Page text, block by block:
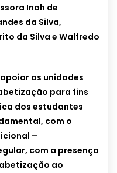
Inah de
da Silva,
da Silva e Walfredo
as unidades
para fins
dos estudantes
com o
–
com a presença
ao